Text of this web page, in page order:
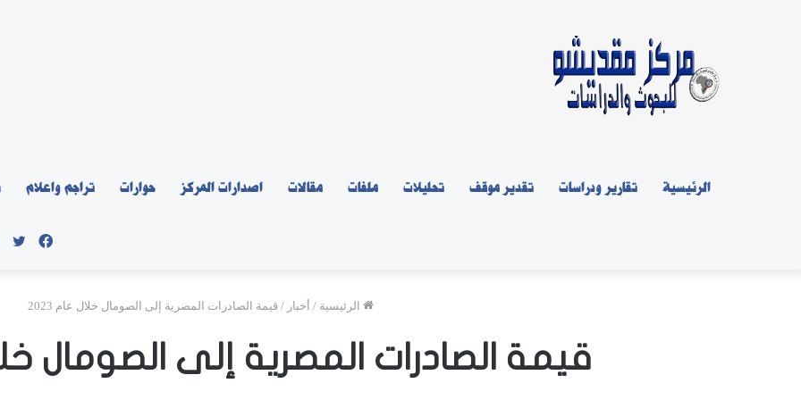
الرئيسية تقارير ودراسات تقدير موقف تحليلات ملفات مقالات اصدارات المركز حوارات تراجم واعلام
الرئيسية / أخبار / قيمة الصادرات المصرية إلى الصومال خلال عام 2023
قيمة الصادرات المصرية إلى الصومال خلال